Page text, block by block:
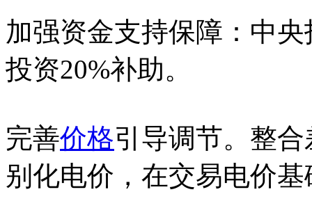
加强资金支持保障：中
投资20%补助。
完善价格引导调节。整
别化电价，在交易电价